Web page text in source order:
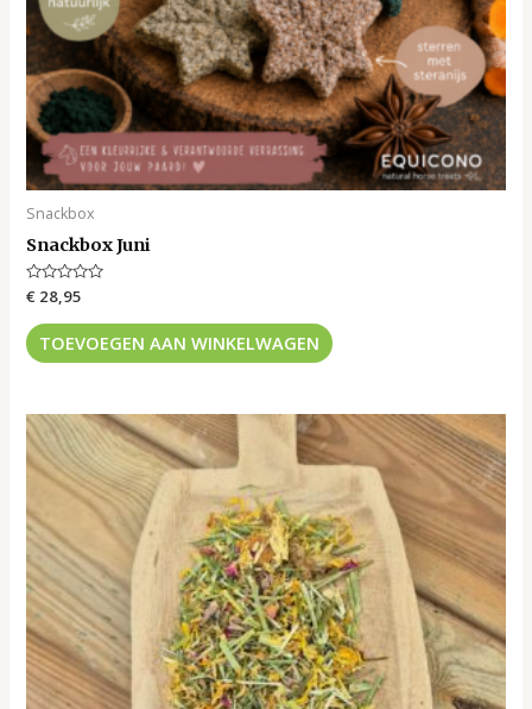
Snackbox
Snackbox Juni
Gewaardeerd
uit
5
€ 28,95
TOEVOEGEN AAN WINKELWAGEN